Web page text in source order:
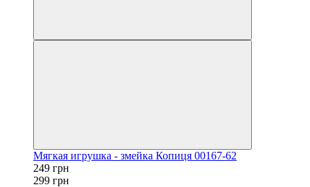
Мягкая игрушка - змейка Копиця 00167-62
249 грн
299 грн